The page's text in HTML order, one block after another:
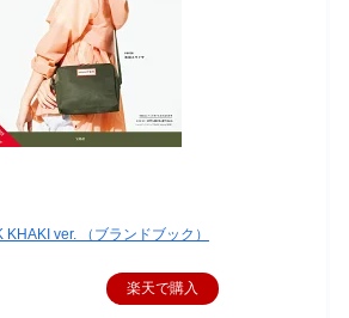
ver. （ブランドブック）
楽天で購入